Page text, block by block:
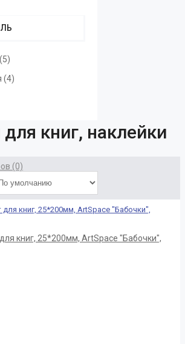
(4)
книг, наклейки
(0)
книг, 25*200мм, ArtSpace "Бабочки",